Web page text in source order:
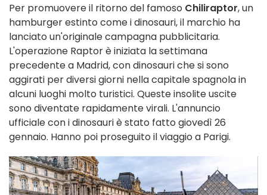
Per promuovere il ritorno del famoso Chiliraptor, un
hamburger estinto come i dinosauri, il marchio ha
lanciato un'originale campagna pubblicitaria.
L'operazione Raptor è iniziata la settimana
precedente a Madrid, con dinosauri che si sono
aggirati per diversi giorni nella capitale spagnola in
alcuni luoghi molto turistici. Queste insolite uscite
sono diventate rapidamente virali. L'annuncio
ufficiale con i dinosauri è stato fatto giovedì 26
gennaio. Hanno poi proseguito il viaggio a Parigi.